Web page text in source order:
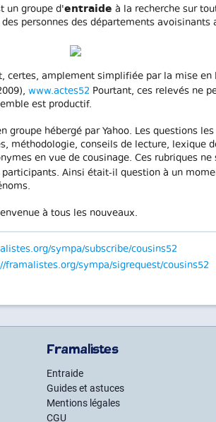
un groupe d'entraide à la recherche sur
personnes des départements
certes, amplement simplifiée par la mise
www.actes52 Pourtant, ces relevés ne
est productif.
groupe hébergé par Yahoo. Les questions
méthodologie, conseils de lecture, lexique
en vue de cousinage. Ces rubriques
participants. Ainsi était-il question à un
à tous les nouveaux.
sympa/subscribe/cousins52
framalistes.org/sympa/sigrequest/cousins52
Framalistes
Entraide
Guides et astuces
Mentions légales
CGU